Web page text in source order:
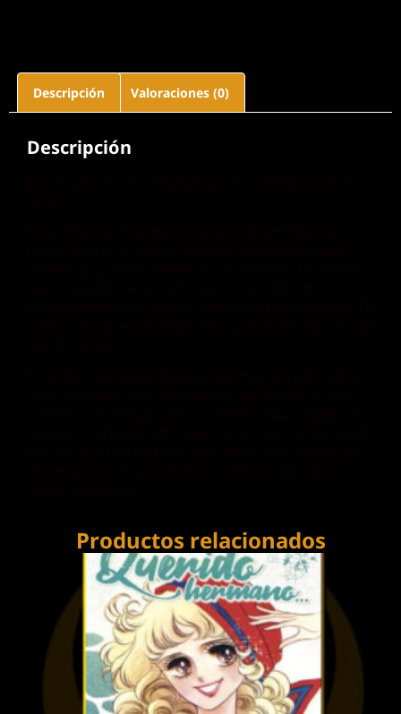
Descripción Valoraciones (0)
Descripción
Productos relacionados